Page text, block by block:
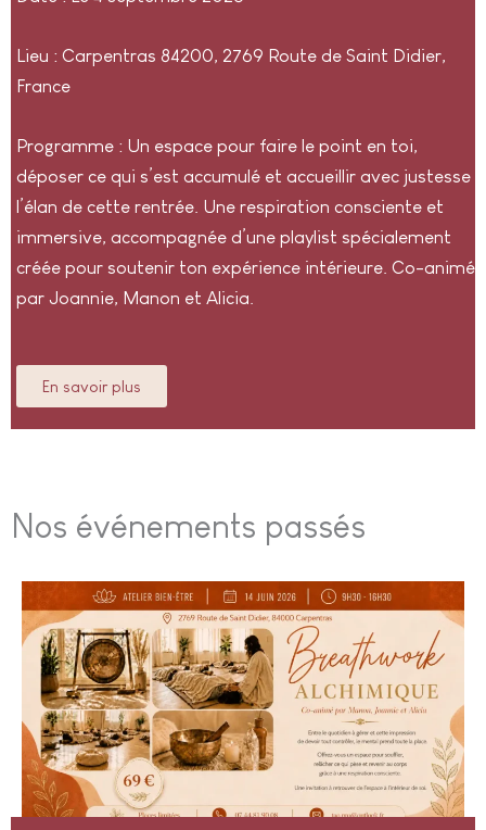
Lieu : Carpentras 84200, 2769 Route de Saint Didier,
France
Programme : Un espace pour faire le point en toi,
déposer ce qui s’est accumulé et accueillir avec justesse
l’élan de cette rentrée. Une respiration consciente et
immersive, accompagnée d’une playlist spécialement
créée pour soutenir ton expérience intérieure. Co-animé
par Joannie, Manon et Alicia.
En savoir plus
Nos événements passés